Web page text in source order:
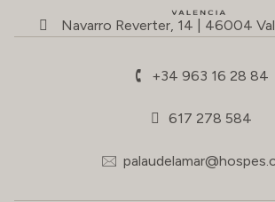
Navarro Reverter, 14 | 46004
+34 963 16 28 84
617 278 584